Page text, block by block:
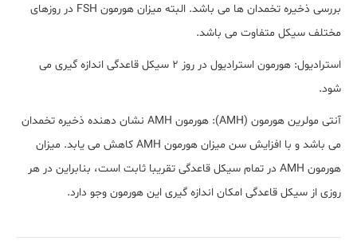
بررسی ذخیره تخمدان ها می باشد. البته میزان هورمون FSH در روزهای
مختلف سیکل متفاوت می باشد.
استرادیول: هورمون استرادیول در روز 2 سیکل قاعدگی اندازه گیری می
شود.
آنتی مولرین هورمون (AMH): هورمون AMH نشان دهنده ذخیره تخمدان
می باشد و با افزایش سن میزان هورمون AMH کاهش می یابد. میزان
هورمون AMH در تمام سیکل قاعدگی تقریبا ثابت است، بنابراین در هر
روزی از سیکل قاعدگی امکان اندازه گیری این هورمون وجو دارد.